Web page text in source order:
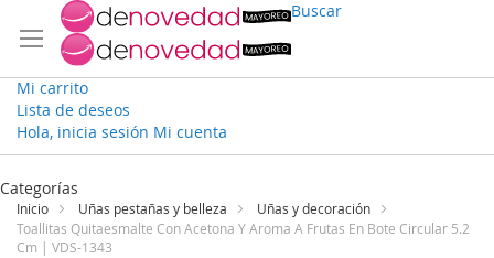
Buscar
Mi carrito
Lista de deseos
Hola, inicia sesión Mi cuenta
Ir
contenido
Categorías
Inicio Uñas pestañas y belleza
Uñas y decoración
Toallitas Quitaesmalte Con Acetona Y Aroma A Frutas En Bote Circular 5.2
Cm | VDS-1343